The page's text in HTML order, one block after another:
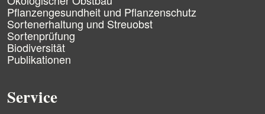
g
a
t
i
o
n
e
r
Pflanzengesundheit und Pflanzenschutz
Sortenerhaltung und Streuobst
Sortenprüfung
Biodiversität
Publikationen
Service